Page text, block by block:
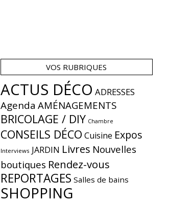
VOS RUBRIQUES
ACTUS DÉCO ADRESSES
Agenda AMÉNAGEMENTS
BRICOLAGE / DIY Chambre
CONSEILS DÉCO Cuisine Expos
Interviews JARDIN Livres Nouvelles
boutiques Rendez-vous
REPORTAGES Salles de bains
SHOPPING